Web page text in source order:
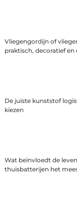
Vliegengordijn of
praktisch, decoratief en
De juiste kunststof
kiezen
Wat beïnvloedt de
thuisbatterijen het